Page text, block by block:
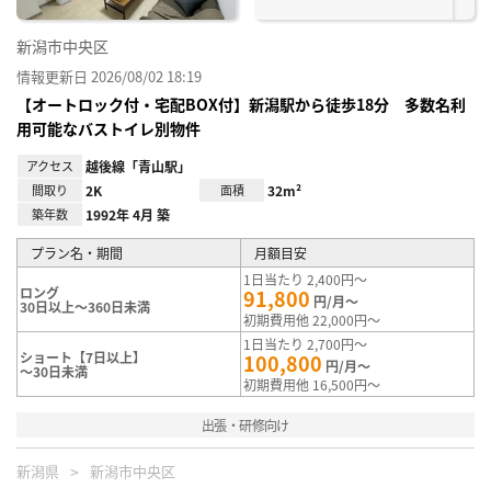
新潟市中央区
情報更新日 2026/08/02 18:19
【オートロック付・宅配BOX付】新潟駅から徒歩18分 多数名利
用可能なバストイレ別物件
アクセス 越後線「青山駅」
間取り 2K 面積 32m²
築年数 1992年 4月 築
プラン名・期間 月額目安
ロング
30日以上～360日未満
1日当たり 2,400円～
91,800 円/月～
初期費用他 22,000円～
ショート【7日以上】
～30日未満
1日当たり 2,700円～
100,800 円/月～
初期費用他 16,500円～
出張・研修向け
新潟県 新潟市中央区